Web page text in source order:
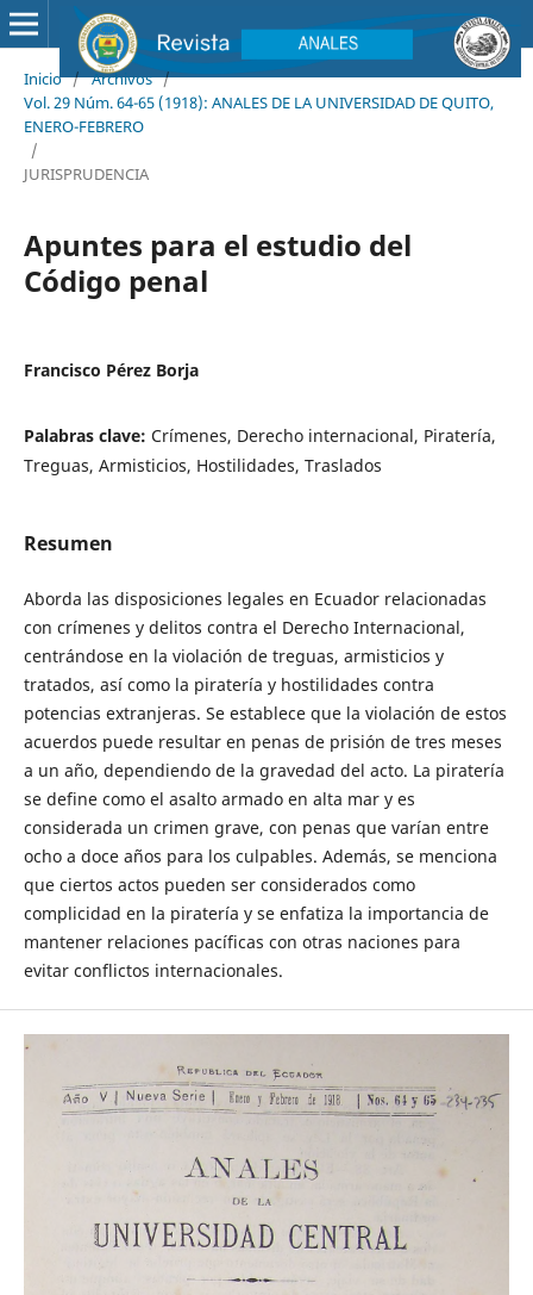
Inicio / Archivos /
Vol. 29 Núm. 64-65 (1918): ANALES DE LA UNIVERSIDAD DE QUITO,
ENERO-FEBRERO
/
JURISPRUDENCIA
Apuntes para el estudio del
Código penal
Francisco Pérez Borja
Palabras clave: Crímenes, Derecho internacional, Piratería,
Treguas, Armisticios, Hostilidades, Traslados
Resumen
Aborda las disposiciones legales en Ecuador relacionadas
con crímenes y delitos contra el Derecho Internacional,
centrándose en la violación de treguas, armisticios y
tratados, así como la piratería y hostilidades contra
potencias extranjeras. Se establece que la violación de estos
acuerdos puede resultar en penas de prisión de tres meses
a un año, dependiendo de la gravedad del acto. La piratería
se define como el asalto armado en alta mar y es
considerada un crimen grave, con penas que varían entre
ocho a doce años para los culpables. Además, se menciona
que ciertos actos pueden ser considerados como
complicidad en la piratería y se enfatiza la importancia de
mantener relaciones pacíficas con otras naciones para
evitar conflictos internacionales.